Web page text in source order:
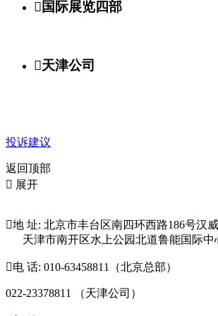
国际展览四部
天津公司
投诉建议
返回顶部
 展开
地 址: 北京市丰台区南四环西路186号汉
天津市南开区水上公园北道鲁能国际中
电 话: 010-63458811（北京总部）
022-23378811 （天津公司）